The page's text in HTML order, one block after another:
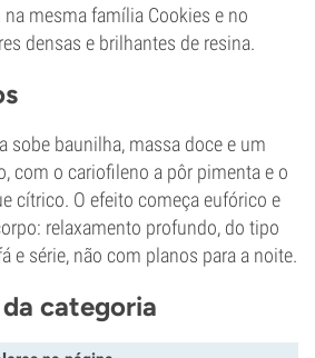
mesma família Cookies e no
densas e brilhantes de resina.
sobe baunilha, massa doce e um
com o cariofileno a pôr pimenta e o
cítrico. O efeito começa eufórico e
relaxamento profundo, do tipo
e série, não com planos para a noite.
categoria